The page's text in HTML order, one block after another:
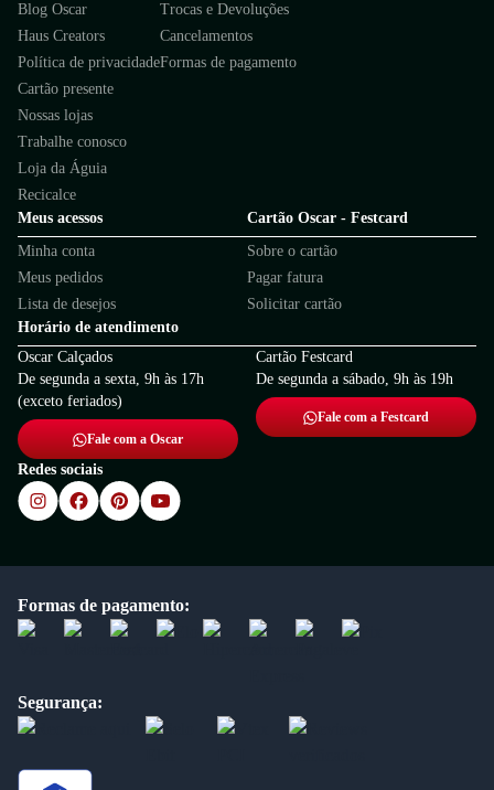
Blog Oscar
Haus Creators
Política de privacidade
Cartão presente
Nossas lojas
Trabalhe conosco
Loja da Águia
Recicalce
Trocas e Devoluções
Cancelamentos
Formas de pagamento
Meus acessos
Minha conta
Meus pedidos
Lista de desejos
Cartão Oscar - Festcard
Sobre o cartão
Pagar fatura
Solicitar cartão
Horário de atendimento
Oscar Calçados
De segunda a sexta, 9h às 17h
(exceto feriados)
Fale com a Oscar
Cartão Festcard
De segunda a sábado, 9h às 19h
Fale com a Festcard
Redes sociais
Formas de pagamento:
Segurança: